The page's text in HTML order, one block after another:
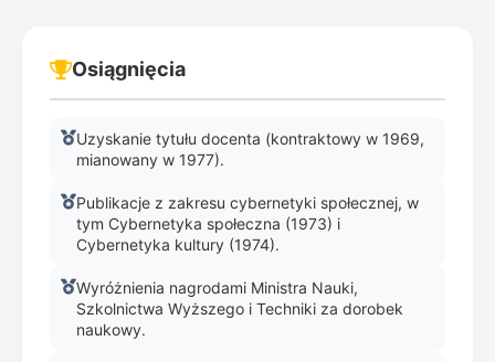
Osiągnięcia
Uzyskanie tytułu docenta (kontraktowy w 1969,
mianowany w 1977).
Publikacje z zakresu cybernetyki społecznej, w
tym Cybernetyka społeczna (1973) i
Cybernetyka kultury (1974).
Wyróżnienia nagrodami Ministra Nauki,
Szkolnictwa Wyższego i Techniki za dorobek
naukowy.